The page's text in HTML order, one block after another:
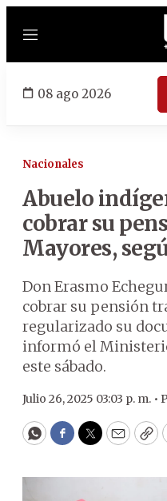
Menú
08 ago 2026
Nacionales
Abuelo
cobrar su
Mayores,
Don Erasmo
cobrar su pensión
regularizado su
informó el
este sábado.
Julio 26, 2025 03:03 p. m. •
WhatsApp
Facebook
Twitter
Email